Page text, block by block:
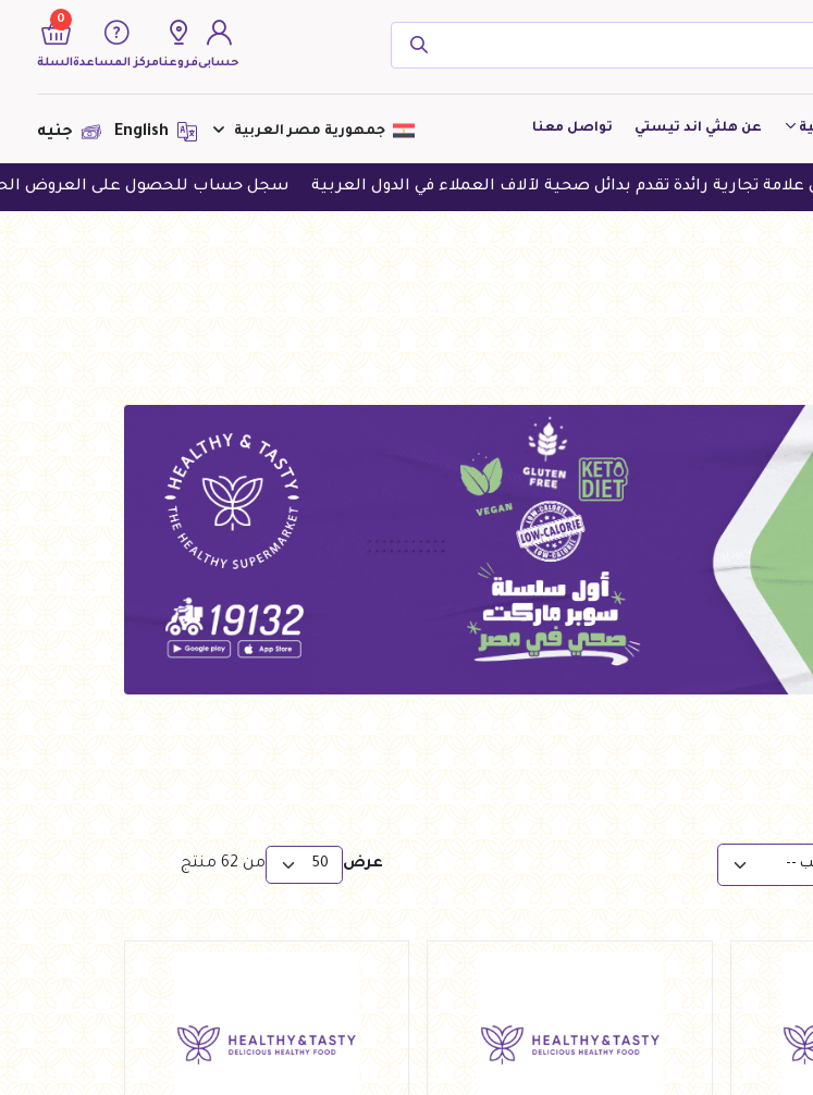
حسابىفروعنامركز المساعدة
0
السلة
لا يوجد منتجات لعرضها فى الوقت
الحالى
عن هلثي اند تيستي تواصل معنا جمهورية مصر العربية جنيه
تقدم بدائل صحية لآلاف العملاء في الدول العربية سجل حساب للحصول على العروض الحصرية حمل
عرض من62 منتج